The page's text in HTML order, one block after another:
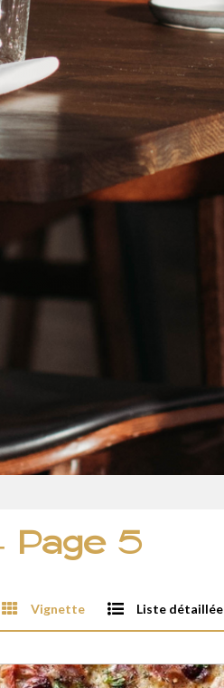
Page 5
Vignette Liste détaillée